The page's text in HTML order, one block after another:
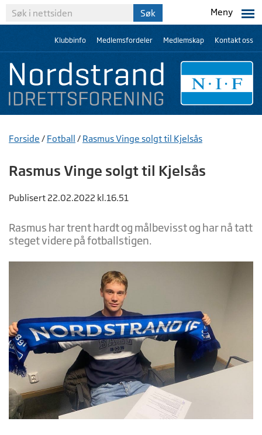
Meny
Klubbinfo Medlemsfordeler Medlemskap Kontakt oss
Forside / Fotball / Rasmus Vinge solgt til Kjelsås
Rasmus Vinge solgt til Kjelsås
Publisert 22.02.2022 kl.16.51
Rasmus har trent hardt og målbevisst og har nå tatt
steget videre på fotballstigen.